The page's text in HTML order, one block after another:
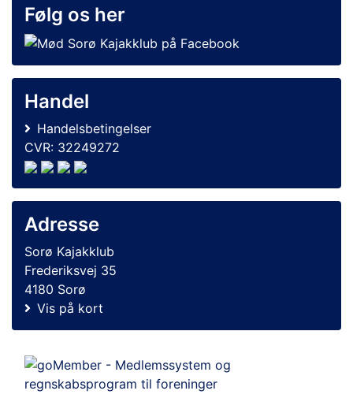
Følg os her
Handel
Handelsbetingelser
CVR: 32249272
Adresse
Sorø Kajakklub
Frederiksvej 35
4180 Sorø
Vis på kort